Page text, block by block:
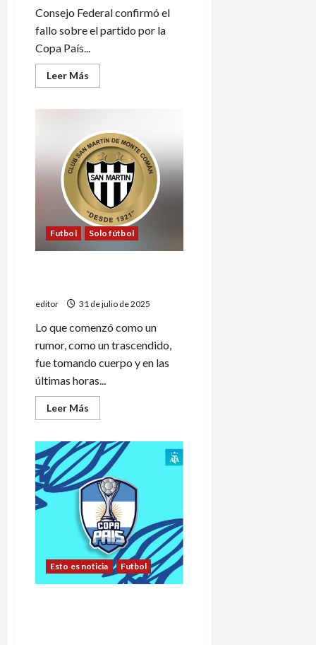
Consejo Federal confirmó el
fallo sobre el partido por la
Copa País...
Leer Más
más
le
dieron
el
partido
ganado
a
General
Alvear
Futbol Solo fútbol
editor 31 de julio de 2025
Lo que comenzó como un
rumor, como un trascendido,
fue tomando cuerpo y en las
últimas horas...
Leer Más
más
¿Monte
Comán
también
se
va
General
Alvear?
Esto es noticia Futbol